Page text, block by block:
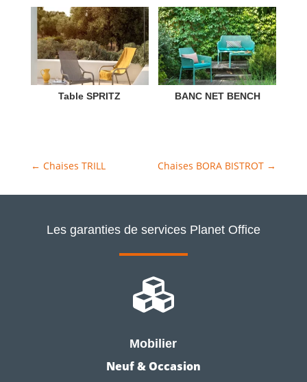
Table SPRITZ BANC NET BENCH
← Chaises TRILL Chaises BORA BISTROT →
Les garanties de services Planet Office

Mobilier
Neuf & Occasion